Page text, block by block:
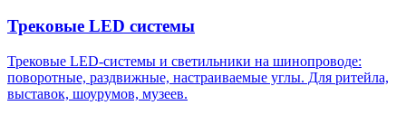
Трековые LED системы
Трековые LED-системы и светильники на шинопроводе:
поворотные, раздвижные, настраиваемые углы. Для ритейла,
выставок, шоурумов, музеев.